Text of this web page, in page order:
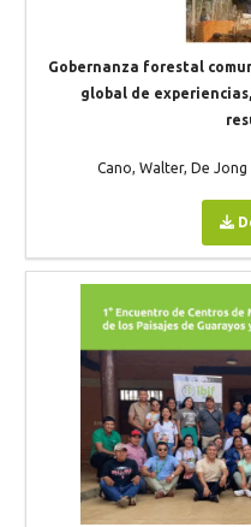
Gobernanza forestal
global de
Cano, Walter, De